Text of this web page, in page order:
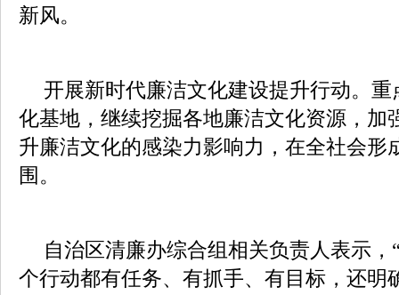
新风。
开展新时代廉洁文化建设提升行动。
化基地，继续挖掘各地廉洁文化资源，加
升廉洁文化的感染力影响力，在全社会形
围。
自治区清廉办综合组相关负责人表示，
个行动都有任务、有抓手、有目标，还明